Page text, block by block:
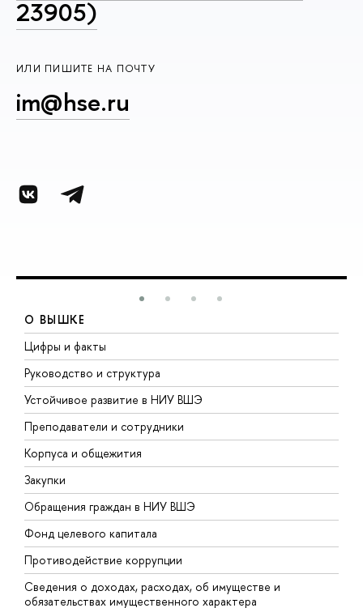
23905)
ИЛИ ПИШИТЕ НА ПОЧТУ
im@hse.ru
О ВЫШКЕ
Цифры и факты
Руководство и структура
Устойчивое развитие в НИУ ВШЭ
Преподаватели и сотрудники
Корпуса и общежития
Закупки
Обращения граждан в НИУ ВШЭ
Фонд целевого капитала
Противодействие коррупции
Сведения о доходах, расходах, об имуществе и
обязательствах имущественного характера